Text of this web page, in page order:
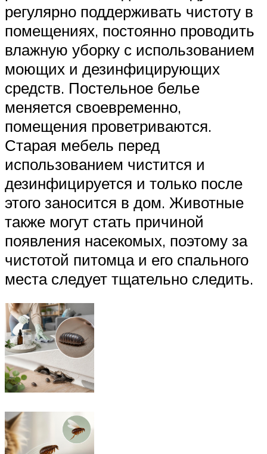
регулярно поддерживать чистоту в
помещениях, постоянно проводить
влажную уборку с использованием
моющих и дезинфицирующих
средств. Постельное белье
меняется своевременно,
помещения проветриваются.
Старая мебель перед
использованием чистится и
дезинфицируется и только после
этого заносится в дом. Животные
также могут стать причиной
появления насекомых, поэтому за
чистотой питомца и его спального
места следует тщательно следить.